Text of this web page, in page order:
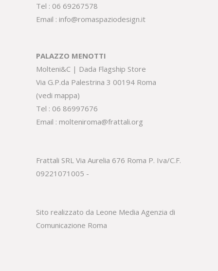
Tel : 06 69267578
Email : info@romaspaziodesign.it
PALAZZO MENOTTI
Molteni&C | Dada Flagship Store
Via G.P.da Palestrina 3 00194 Roma
(vedi mappa)
Tel : 06 86997676
Email : molteniroma@frattali.org
Frattali SRL Via Aurelia 676 Roma P. Iva/C.F.
09221071005 -
Sito realizzato da Leone Media Agenzia di
Comunicazione Roma